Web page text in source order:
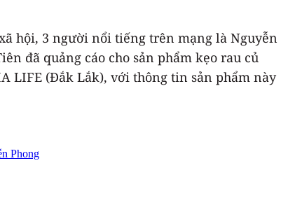
hội, 3 người nổi tiếng trên mạng là Nguyễn
đã quảng cáo cho sản phẩm kẹo rau củ
LIFE (Đắk Lắk), với thông tin sản phẩm này
Phong